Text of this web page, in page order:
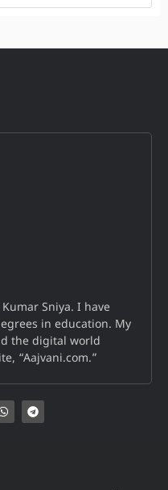
Sniya. I have
in education. My
the digital world
“Aajvani.com.”